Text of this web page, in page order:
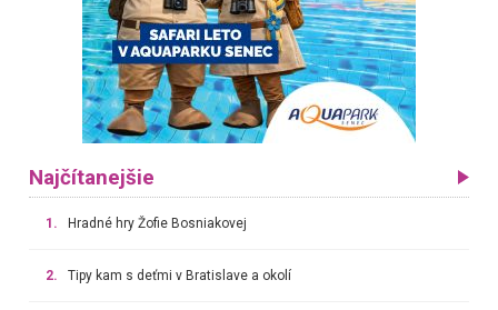
Najčítanejšie
1. Hradné hry Žofie Bosniakovej
2. Tipy kam s deťmi v Bratislave a okolí